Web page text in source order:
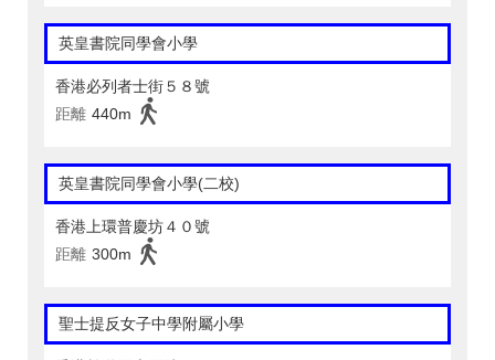
英皇書院同學會小學
香港必列者士街５８號
距離 440m
英皇書院同學會小學(二校)
香港上環普慶坊４０號
距離 300m
聖士提反女子中學附屬小學